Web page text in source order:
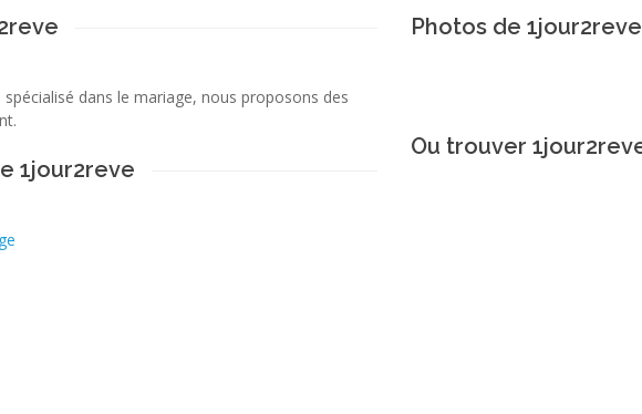
dans le mariage, nous proposons des
1jour2reve
Photos de 1jour2reve
Ou trouver